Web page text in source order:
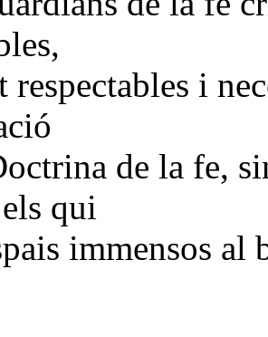
respectables i
de la fe,
qui
immensos al